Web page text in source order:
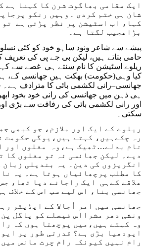
ایک مقامی بھاگوت شرن کا کہنا ہے
شان ہی ختم کردی ۔وہیں رنکو
کہا، اب اسٹیشن پر نظر پڑتی ہے تو
بڑاعجیب لگتا ہے۔
پیشے سے شاعر ونود ساہو خود کو کئی
حامی بتاتے ہیں، لیکن بی جے پی کی تعریف
ریلوے اسٹیشن کا نام سنتے ہی غصے سے
کیا وہی(حکومت) بھکت ہیں جھانسی کے،
جھانسی–رانی لکشمی بائی کا مترادف ہے۔
ہی ذہن میں جھانسی کی رانی خود بخود
اور رانی لکشمی بائی کی رفاقت سے بڑی
سکتی۔
ریلوے کے ایک اور ملازم، جو کبھی
رہ چکےہیں، کہتے ہیں،یوگی حکومت
نام بدلے…ٹھیک ہے،وہ مغلوں اور
دیے۔ لیکن جھانسی نہ تو مغلوں کا
انگریزوں کی دین۔ یہ بندیلی زبان
کا مطلب پرچھائیاں ہوتا ہے۔ یہ
علاقے کےہی ایک راجانے دیا تھا،
جھانسی بنا، اس لیے سب اس کے خلاف
جھانسی میں امر اُجالا کے ایڈیٹر
ونشی دھر مشرااس فیصلے کو پاگل پن
وہ کہتے ہیں،میں پوچھتا ہوں کہ
ایودھیا بڑی ہے؟ قدرتی طور پر
رام نہیں کیونکہ رام چرت مانس